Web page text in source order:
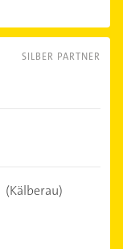
SILBER PARTNER
(Kälberau)